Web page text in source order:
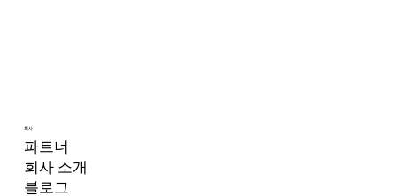
회사
블로그
파트너
회사 소개